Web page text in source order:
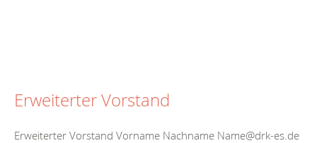
Erweiterter Vorstand
Erweiterter Vorstand Vorname Nachname Name@drk-es.de